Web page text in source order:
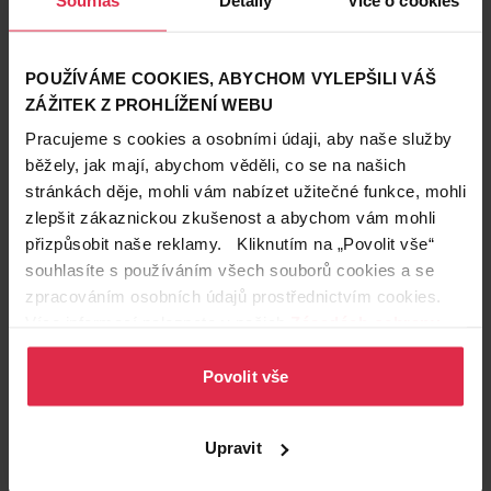
POUŽÍVÁME COOKIES, ABYCHOM VYLEPŠILI VÁŠ
ZÁŽITEK Z PROHLÍŽENÍ WEBU
Pracujeme s cookies a osobními údaji, aby naše služby
běžely, jak mají, abychom věděli, co se na našich
stránkách děje, mohli vám nabízet užitečné funkce, mohli
zlepšit zákaznickou zkušenost a abychom vám mohli
přizpůsobit naše reklamy. Kliknutím na „Povolit vše“
souhlasíte s používáním všech souborů cookies a se
zpracováním osobních údajů prostřednictvím cookies.
osobních údajů.
Povolit vše
Upravit
Péče o tělo
19. 8. 2024
6 věcí, které při péči o tělo možná opomíjíte
Když se řekne pravidelná péče o tělo a hygiena, asi si jako
první vybavíte sprchování, mytí vlasů, čištění zubů a ženy
svou každodenní rutinu péče o pleť. Často se ale zapomíná na
oblasti těla, které jsou hůře dostupné a mimo naše zorné pole.
péče o tělo